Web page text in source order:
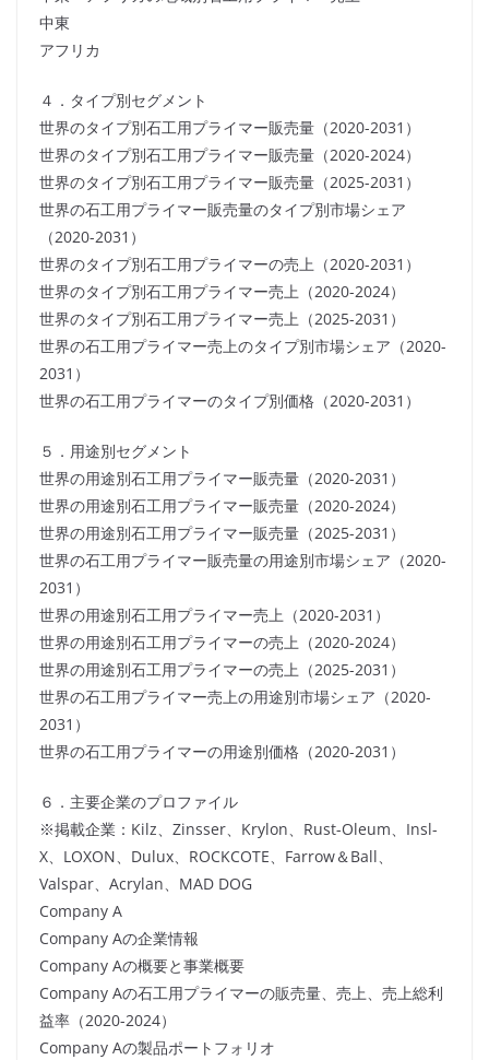
中東
アフリカ
４．タイプ別セグメント
世界のタイプ別石工用プライマー販売量（2020-2031）
世界のタイプ別石工用プライマー販売量（2020-2024）
世界のタイプ別石工用プライマー販売量（2025-2031）
世界の石工用プライマー販売量のタイプ別市場シェア
（2020-2031）
世界のタイプ別石工用プライマーの売上（2020-2031）
世界のタイプ別石工用プライマー売上（2020-2024）
世界のタイプ別石工用プライマー売上（2025-2031）
世界の石工用プライマー売上のタイプ別市場シェア（2020-
2031）
世界の石工用プライマーのタイプ別価格（2020-2031）
５．用途別セグメント
世界の用途別石工用プライマー販売量（2020-2031）
世界の用途別石工用プライマー販売量（2020-2024）
世界の用途別石工用プライマー販売量（2025-2031）
世界の石工用プライマー販売量の用途別市場シェア（2020-
2031）
世界の用途別石工用プライマー売上（2020-2031）
世界の用途別石工用プライマーの売上（2020-2024）
世界の用途別石工用プライマーの売上（2025-2031）
世界の石工用プライマー売上の用途別市場シェア（2020-
2031）
世界の石工用プライマーの用途別価格（2020-2031）
６．主要企業のプロファイル
※掲載企業：Kilz、Zinsser、Krylon、Rust-Oleum、Insl-
X、LOXON、Dulux、ROCKCOTE、Farrow＆Ball、
Valspar、Acrylan、MAD DOG
Company A
Company Aの企業情報
Company Aの概要と事業概要
Company Aの石工用プライマーの販売量、売上、売上総利
益率（2020-2024）
Company Aの製品ポートフォリオ